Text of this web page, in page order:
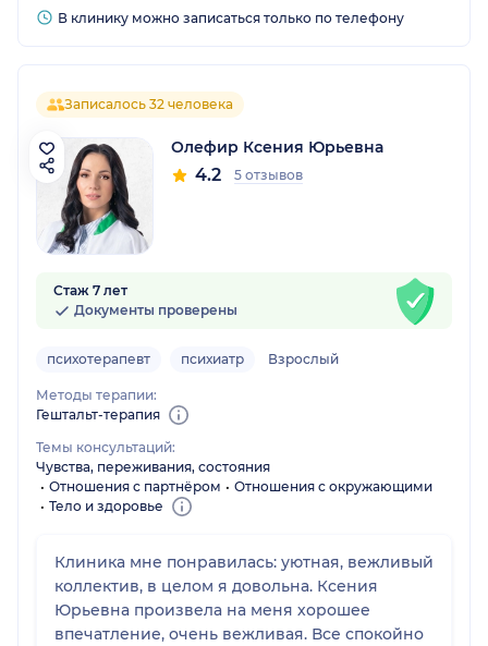
В клинику можно записаться только по телефону
Записалось 32 человека
Олефир Ксения Юрьевна
4.2 5 отзывов
Стаж 7 лет
Документы проверены
психотерапевт психиатр Взрослый
Методы терапии:
Гештальт-терапия
Темы консультаций:
Чувства, переживания, состояния
Отношения с партнёром
Отношения с окружающими
Тело и здоровье
Клиника мне понравилась: уютная, вежливый
коллектив, в целом я довольна. Ксения
Юрьевна произвела на меня хорошее
впечатление, очень вежливая. Все спокойно